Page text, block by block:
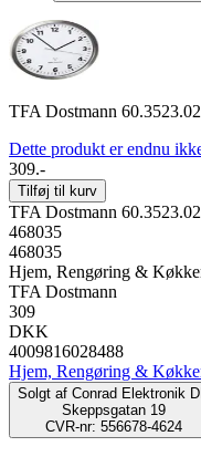
TFA Dostmann
Dette produkt er endnu
309.-
Tilføj til kurv
TFA Dostmann
468035
468035
Hjem, Rengøring &
TFA Dostmann
309
DKK
4009816028488
Hjem, Rengøring &
Solgt af Conrad Elektronik
Skeppsgatan 19
CVR-nr: 556678-4624